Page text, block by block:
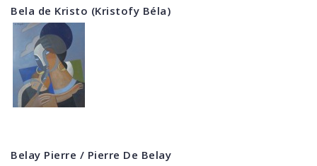
Bela de Kristo (Kristofy Béla)
Belay Pierre / Pierre De Belay